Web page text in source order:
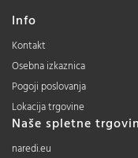
Info
Kontakt
Osebna izkaznica
Pogoji poslovanja
Lokacija trgovine
Naše spletne
naredi.eu